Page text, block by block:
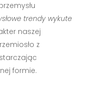
trendy wykute
naszej
z
formie.